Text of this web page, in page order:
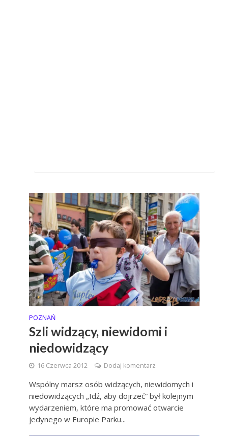
POZNAŃ
Szli widzący, niewidomi i
niedowidzący
16 Czerwca 2012 Dodaj komentarz
Wspólny marsz osób widzących, niewidomych i
niedowidzących „Idź, aby dojrzeć” był kolejnym
wydarzeniem, które ma promować otwarcie
jedynego w Europie Parku...